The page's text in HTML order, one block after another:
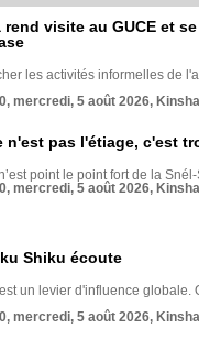
rend visite au GUCE et
les activités informelles de
mercredi, 5 août 2026,
n'est pas l'étiage, c'est
point le point fort de la
mercredi, 5 août 2026,
Shiku écoute
un levier d'influence globale.
mercredi, 5 août 2026,